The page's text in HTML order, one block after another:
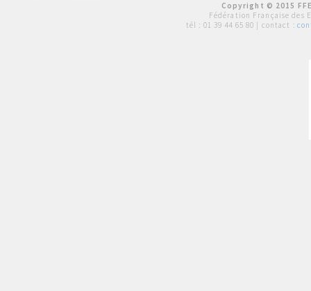
Copyright © 2015
Fédération Française des
tél : 01 39 44 65 80 | contact :